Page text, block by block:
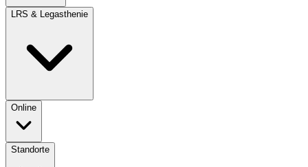
LRS & Legasthenie
Online
Standorte